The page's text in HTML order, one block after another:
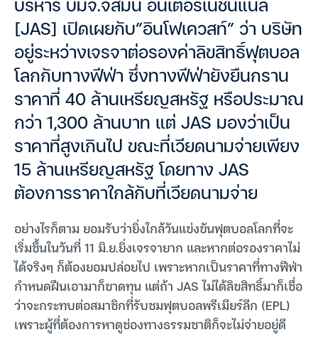
บริหาร บมจ.จัสมิน อินเตอร์เนชั่นแนล
[JAS] เปิดเผยกับ”อินโฟเควสท์” ว่า บริษัท
อยู่ระหว่างเจรจาต่อรองค่าลิขสิทธิ์ฟุตบอล
โลกกับทางฟีฟ่า ซึ่งทางฟีฟ่ายังยืนกราน
ราคาที่ 40 ล้านเหรียญสหรัฐ หรือประมาณ
กว่า 1,300 ล้านบาท แต่ JAS มองว่าเป็น
ราคาที่สูงเกินไป ขณะที่เวียดนามจ่ายเพียง
15 ล้านเหรียญสหรัฐ โดยทาง JAS
ต้องการราคาใกล้กับที่เวียดนามจ่าย
อย่างไรก็ตาม ยอมรับว่ายิ่งใกล้วันแข่งขันฟุตบอลโลกที่จะ
เริ่มชึ้นในวันที่ 11 มิ.ย.ยิ่งเจรจายาก และหากต่อรองราคาไม่
ได้จริงๆ ก็ต้องยอมปล่อยไป เพราะหากเป็นราคาที่ทางฟีฟ่า
กำหนดฝืนเอามาก็ขาดทุน แต่ถ้า JAS ไม่ได้ลิขสิทธิ์มาก็เชื่อ
ว่าจะกระทบต่อสมาชิกที่รับชมฟุตบอลพรีเมียร์ลีก (EPL)
เพราะผู้ที่ต้องการหาดูช่องทางธรรมชาติก็จะไม่จ่ายอยู่ดี